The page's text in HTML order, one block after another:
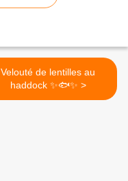
Velouté de lentilles au
haddock ✨🐟✨ >